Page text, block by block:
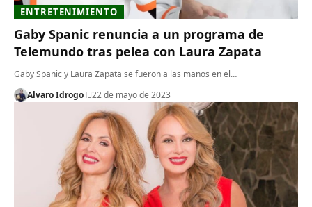
ENTRETENIMIENTO
Gaby Spanic renuncia a un programa de
Telemundo tras pelea con Laura Zapata
Gaby Spanic y Laura Zapata se fueron a las manos en el…
Alvaro Idrogo
22 de mayo de 2023